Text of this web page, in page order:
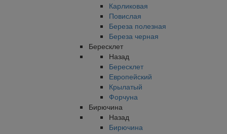
Карликовая
Повислая
Береза полезная
Береза черная
Бересклет
Назад
Бересклет
Европейский
Крылатый
Форчуна
Бирючина
Назад
Бирючина